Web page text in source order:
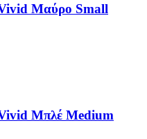
Vivid Μαύρο Small
Vivid Μπλέ Medium